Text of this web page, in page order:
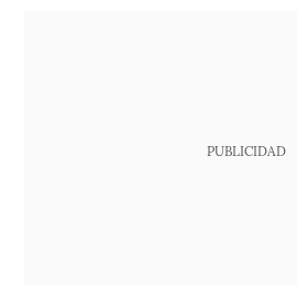
PUBLICIDAD